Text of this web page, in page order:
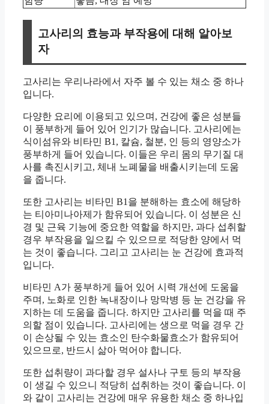
고사리의 효능과 부작용에 대해 알아보
자
고사리는 우리나라에서 자주 볼 수 있는 채소 중 하나
입니다.
다양한 요리에 이용되고 있으며, 건강에 좋은 성분들
이 풍부하게 들어 있어 인기가 많습니다. 고사리에는
식이섬유와 비타민 B1, 칼슘, 철분, 인 등의 영양소가
풍부하게 들어 있습니다. 이들은 우리 몸의 무기질 대
사를 촉진시키고, 체내 노폐물을 배출시키는데 도움
을 줍니다.
또한 고사리는 비타민 B1을 분해하는 효소에 해당하
는 티아미나아제가 함유되어 있습니다. 이 성분은 신
경 및 근육 기능에 중요한 역할을 하지만, 과다 섭취할
경우 부작용을 일으킬 수 있으므로 적당한 양에서 먹
는 것이 좋습니다. 그리고 고사리는 눈 건강에 효과적
입니다.
비타민 A가 풍부하게 들어 있어 시력 개선에 도움을
주며, 노화로 인한 녹내장이나 망막병 등 눈 건강을 유
지하는 데 도움을 줍니다. 하지만 고사리를 먹을 때 주
의할 점이 있습니다. 고사리에는 생으로 먹을 경우 간
이 손상될 수 있는 효소인 탄수화물효소가 함유되어
있으므로, 반드시 삶아 먹어야 합니다.
또한 섭취량이 과다할 경우 설사나 구토 등의 부작용
이 생길 수 있으니 적당히 섭취하는 것이 좋습니다. 이
와 같이 고사리는 건강에 매우 유용한 채소 중 하나입